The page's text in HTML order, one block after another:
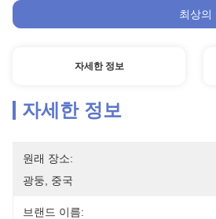
최상의
자세한 정보
자세한 정보
원래 장소:
광둥, 중국
브랜드 이름: